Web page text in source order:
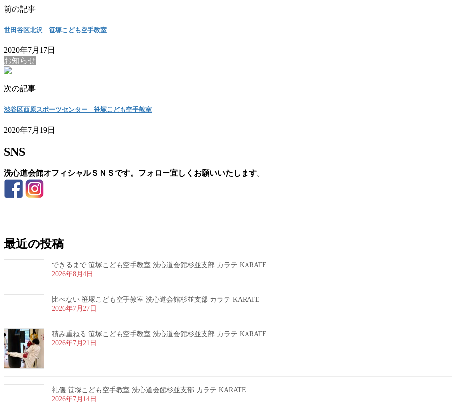
前の記事
世田谷区北沢 笹塚こども空手教室
2020年7月17日
お知らせ
次の記事
渋谷区西原スポーツセンター 笹塚こども空手教室
2020年7月19日
SNS
洗心道会館オフィシャルＳＮＳです。フォロー宜しくお願いいたします。
最近の投稿
できるまで 笹塚こども空手教室 洗心道会館杉並支部 カラテ KARATE
2026年8月4日
比べない 笹塚こども空手教室 洗心道会館杉並支部 カラテ KARATE
2026年7月27日
積み重ねる 笹塚こども空手教室 洗心道会館杉並支部 カラテ KARATE
2026年7月21日
礼儀 笹塚こども空手教室 洗心道会館杉並支部 カラテ KARATE
2026年7月14日